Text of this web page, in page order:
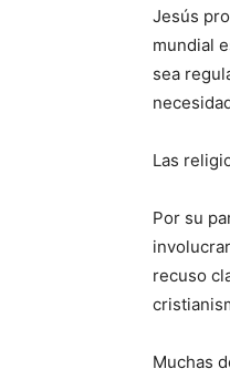
Jesús
mundial
sea
Las
Por su
recuso
Muchas